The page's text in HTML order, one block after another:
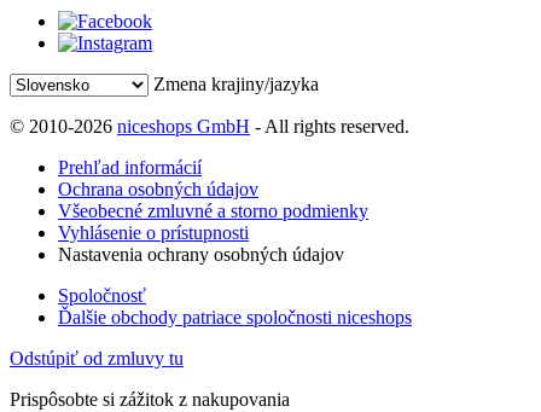
Zmena krajiny/jazyka
© 2010-2026 niceshops GmbH - All rights reserved.
Prehľad informácií
Ochrana osobných údajov
Všeobecné zmluvné a storno podmienky
Vyhlásenie o prístupnosti
Nastavenia ochrany osobných údajov
Spoločnosť
Ďalšie obchody patriace spoločnosti niceshops
Odstúpiť od zmluvy tu
Prispôsobte si zážitok z nakupovania